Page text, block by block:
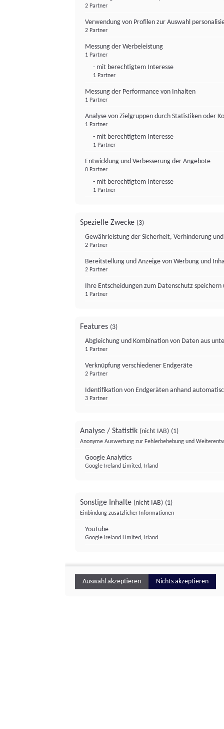
2 Partner
Verwendung von Profilen zur Auswahl
2 Partner
Messung der Werbeleistung
1 Partner
- mit berechtigtem Interesse
1 Partner
Messung der Performance von Inhalten
1 Partner
Analyse von Zielgruppen durch Statistiken oder
1 Partner
- mit berechtigtem Interesse
1 Partner
Entwicklung und Verbesserung der Angebote
0 Partner
- mit berechtigtem Interesse
1 Partner
Spezielle Zwecke (3)
Gewährleistung der Sicherheit, Verhinderung
2 Partner
Bereitstellung und Anzeige von Werbung und
2 Partner
Ihre Entscheidungen zum Datenschutz
1 Partner
Features (3)
Abgleichung und Kombination von Daten aus
1 Partner
Verknüpfung verschiedener Endgeräte
2 Partner
Identifikation von Endgeräten anhand
3 Partner
Analyse / Statistik (nicht IAB) (1)
Anonyme Auswertung zur Fehlerbehebung und
Google Analytics
Google Ireland Limited, Irland
Sonstige Inhalte (nicht IAB) (1)
Einbindung zusätzlicher Informationen
YouTube
Google Ireland Limited, Irland
Auswahl akzeptieren Nichts akzeptieren